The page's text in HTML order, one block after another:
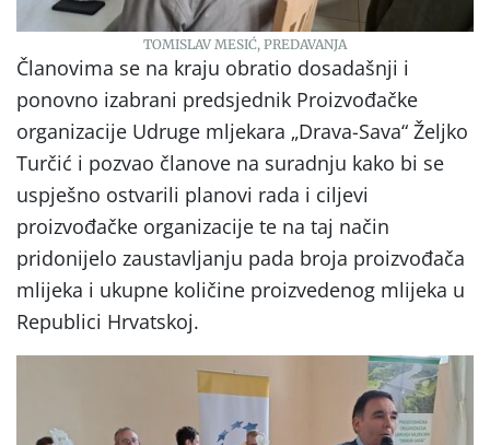
TOMISLAV MESIĆ, PREDAVANJA
Članovima se na kraju obratio dosadašnji i
ponovno izabrani predsjednik Proizvođačke
organizacije Udruge mljekara „Drava-Sava“ Željko
Turčić i pozvao članove na suradnju kako bi se
uspješno ostvarili planovi rada i ciljevi
proizvođačke organizacije te na taj način
pridonijelo zaustavljanju pada broja proizvođača
mlijeka i ukupne količine proizvedenog mlijeka u
Republici Hrvatskoj.